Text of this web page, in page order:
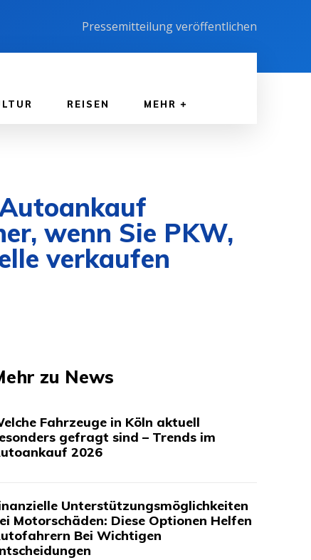
Pressemitteilung veröffentlichen
REISEN MEHR
wenn Sie PKW,
verkaufen
zu News
Fahrzeuge in Köln aktuell
gefragt sind – Trends im
2026
Unterstützungsmöglichkeiten
Motorschäden: Diese Optionen Helfen
Bei Wichtigen